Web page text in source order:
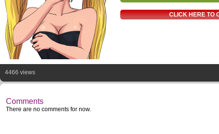
CLICK HERE TO
4466 views
Comments
There are no comments for now.